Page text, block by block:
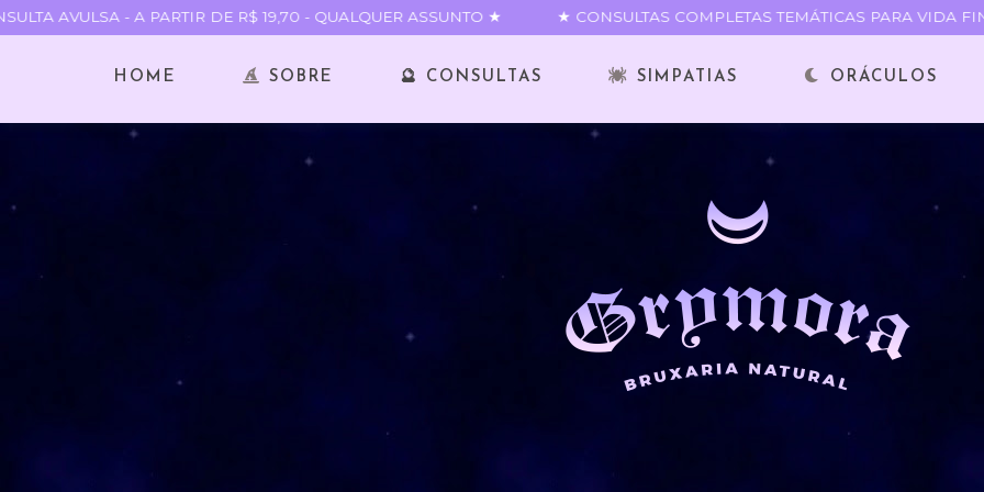
AVULSA - A PARTIR DE R$ 19,70 - QUALQUER ASSUNTO ★ ★ CONSULTAS COMPLETAS TEMÁTICAS PARA VIDA
HOME SOBRE 🔮 CONSULTAS SIMPATIAS ORÁCULOS